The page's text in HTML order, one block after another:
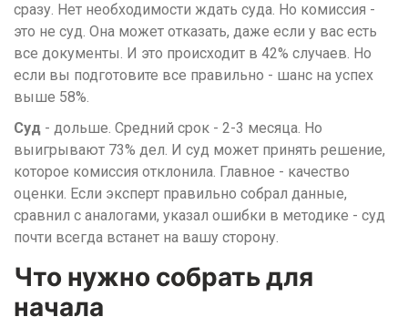
сразу. Нет необходимости ждать суда. Но комиссия -
это не суд. Она может отказать, даже если у вас есть
все документы. И это происходит в 42% случаев. Но
если вы подготовите все правильно - шанс на успех
выше 58%.
Суд - дольше. Средний срок - 2-3 месяца. Но
выигрывают 73% дел. И суд может принять решение,
которое комиссия отклонила. Главное - качество
оценки. Если эксперт правильно собрал данные,
сравнил с аналогами, указал ошибки в методике - суд
почти всегда встанет на вашу сторону.
Что нужно собрать для
начала